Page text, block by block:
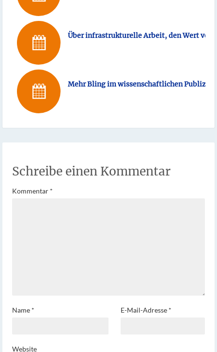
­­Über infrastrukturelle Arbeit, den Wert
Mehr Bling im wissenschaftlichen
Schreibe einen Kommentar
Kommentar *
Name * E-Mail-Adresse *
Website